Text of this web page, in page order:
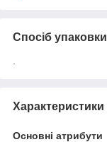
Спосіб упаковки
Характеристики
Основні атрибути